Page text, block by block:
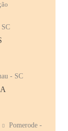
SC
- SC
Pomerode -